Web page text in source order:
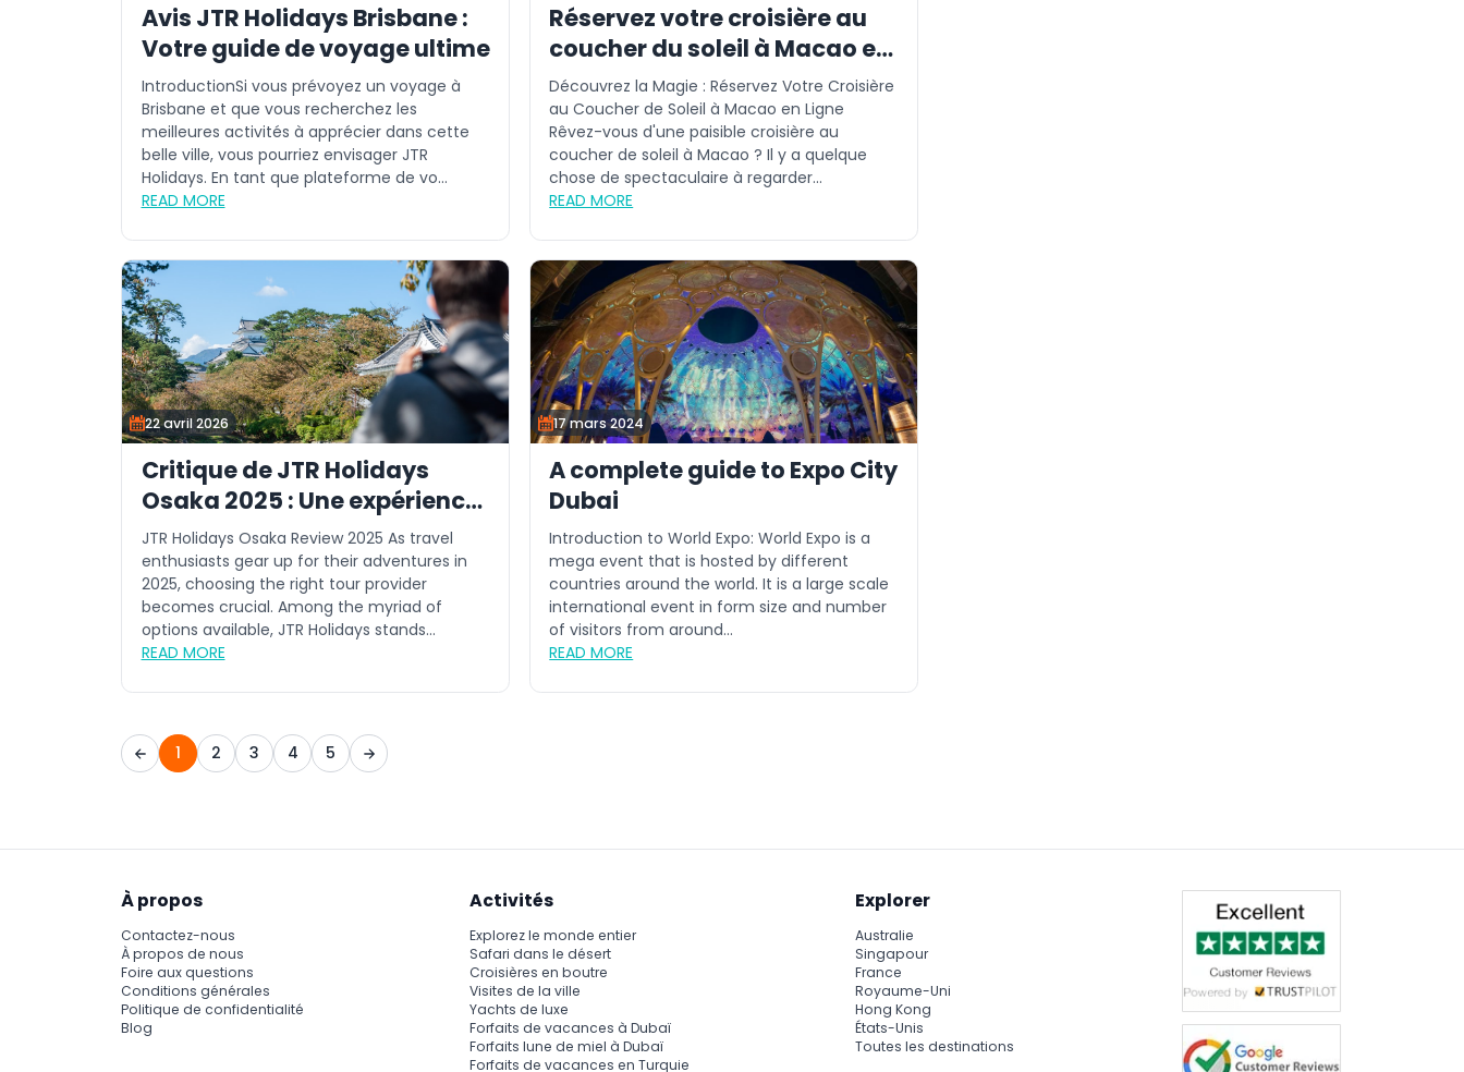
Avis JTR Holidays Brisbane :
Votre guide de voyage ultime
IntroductionSi vous prévoyez un voyage à
Brisbane et que vous recherchez les
meilleures activités à apprécier dans cette
belle ville, vous pourriez envisager JTR
Holidays. En tant que plateforme de vo...
READ MORE
Réservez votre croisière au
coucher du soleil à Macao en
ligne aujourd'hui
Découvrez la Magie : Réservez Votre Croisière
au Coucher de Soleil à Macao en Ligne
Rêvez-vous d'une paisible croisière au
coucher de soleil à Macao ? Il y a quelque
chose de spectaculaire à regarder...
READ MORE
22 avril 2026
Critique de JTR Holidays
Osaka 2025 : Une expérience
de voyage fiable
JTR Holidays Osaka Review 2025 As travel
enthusiasts gear up for their adventures in
2025, choosing the right tour provider
becomes crucial. Among the myriad of
options available, JTR Holidays stands...
READ MORE
17 mars 2024
A complete guide to Expo City
Dubai
Introduction to World Expo: World Expo is a
mega event that is hosted by different
countries around the world. It is a large scale
international event in form size and number
of visitors from around...
READ MORE
1 2 3 4 5
À propos
Contactez-nous
À propos de nous
Foire aux questions
Conditions générales
Politique de confidentialité
Blog
Activités
Explorez le monde entier
Safari dans le désert
Croisières en boutre
Visites de la ville
Yachts de luxe
Forfaits de vacances à Dubaï
Forfaits lune de miel à Dubaï
Forfaits de vacances en Turquie
Explorer
Australie
Singapour
France
Royaume-Uni
Hong Kong
États-Unis
Toutes les destinations